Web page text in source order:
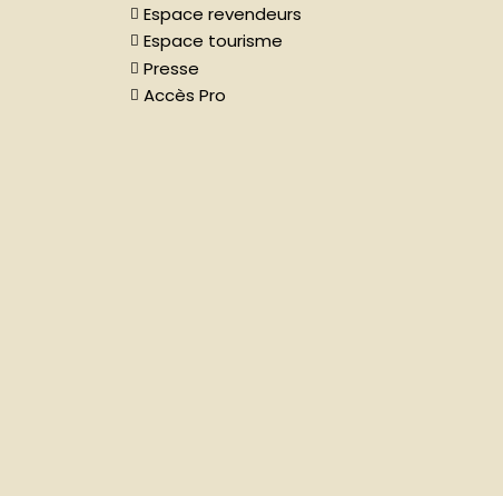
Espace revendeurs
Espace tourisme
Presse
Accès Pro